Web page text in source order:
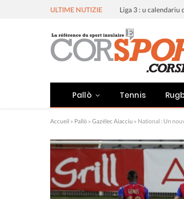
ULTIME NUTIZIE
Pallò Tennis
Accueil » Pallò » Gazélec Aiacciu » National : Un